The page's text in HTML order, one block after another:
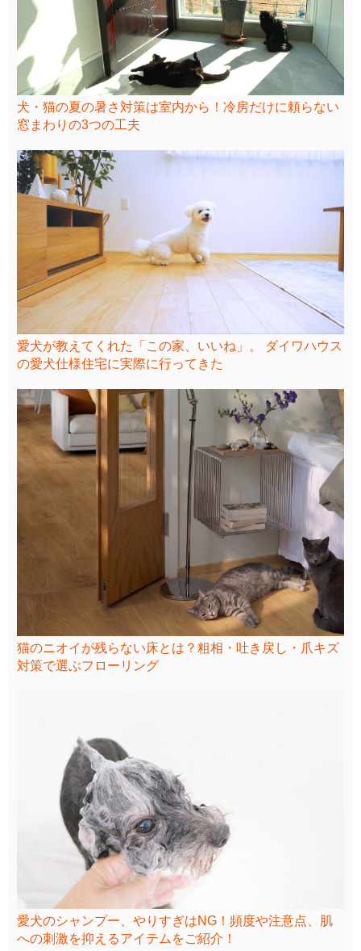
犬・猫の夏の暑さ対策は室内から！冷房だけに頼らない
窓まわりの3つの工夫
愛犬が教えてくれた「この家、いいね」。 ダイワハウス
の愛犬仕様住宅に実際に行ってきた
猫のニオイが残らない床とは？粗相・吐き戻し・爪キズ
対策で選ぶフローリング
愛犬のシャンプー、やりすぎはNG！頻度や注意点、肌
への刺激を抑えるアイテムをご紹介！